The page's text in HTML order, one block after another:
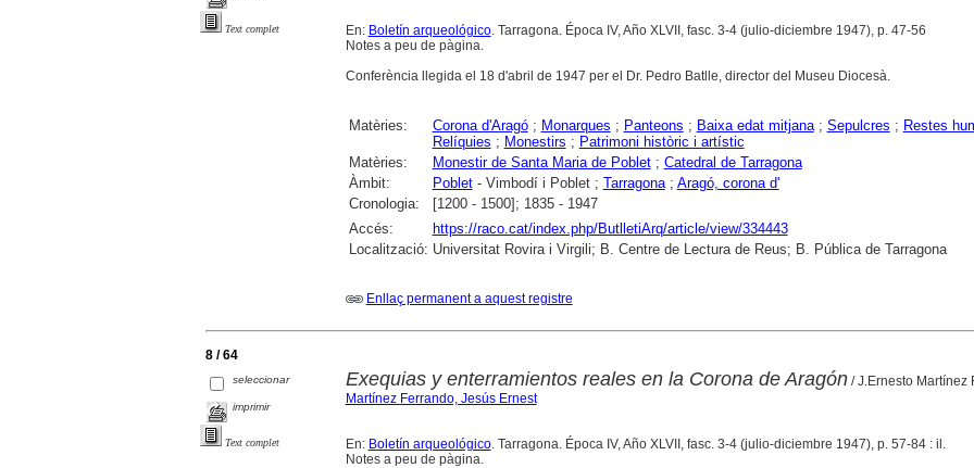
Text complet En: Boletín arqueológico. Tarragona. Época IV, Año XLVII, fasc. 3-4 (julio-diciembre 1947), p. 47-56
Notes a peu de pàgina.
Conferència llegida el 18 d'abril de 1947 per el Dr. Pedro Batlle, director del Museu Diocesà.
Matèries: Corona d'Aragó; Monarques ; Panteons ; Baixa edat mitjana; Sepulcres ; Restes
Relíquies ; Monestirs ; Patrimoni històric i artístic
Matèries:
Monestir de Santa Maria de Poblet; Catedral de Tarragona
Àmbit:
Poblet- Vimbodí i Poblet ; Tarragona; Aragó, corona d'
Cronologia:
[1200 - 1500]; 1835 - 1947
Accés:
https://raco.cat/index.php/ButlletiArq/article/view/334443
Localització: Universitat Rovira i Virgili; B. Centre de Lectura de Reus; B. Pública de Tarragona
Enllaç permanent a aquest registre
8 / 64
seleccionar
imprimir
Text complet
Exequias y enterramientos reales en la Corona de Aragón/ J.Ernesto Martínez
Martínez Ferrando, Jesús Ernest
En: Boletín arqueológico. Tarragona. Época IV, Año XLVII, fasc. 3-4 (julio-diciembre 1947), p. 57-84 : il.
Notes a peu de pàgina.